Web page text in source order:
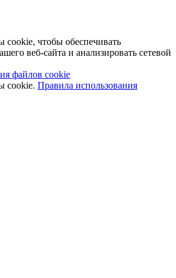
чтобы обеспечивать
веб-сайта и анализировать сетевой
файлов cookie
cookie. Правила использования